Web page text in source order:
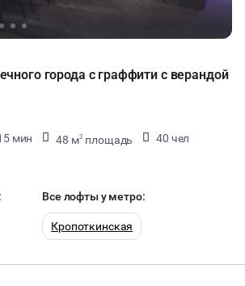
города с граффити с верандой
мин 48 м2 площадь
40 чел
Все лофты у метро:
Кропоткинская